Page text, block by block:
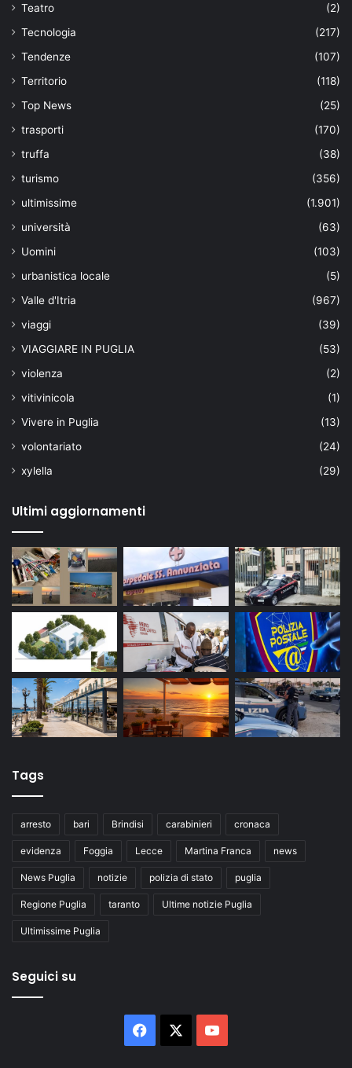
Teatro
(2)
Tecnologia
(217)
Tendenze
(107)
Territorio
(118)
Top News
(25)
trasporti
(170)
truffa
(38)
turismo
(356)
ultimissime
(1.901)
università
(63)
Uomini
(103)
urbanistica locale
(5)
Valle d'Itria
(967)
viaggi
(39)
VIAGGIARE IN PUGLIA
(53)
violenza
(2)
vitivinicola
(1)
Vivere in Puglia
(13)
volontariato
(24)
xylella
(29)
Ultimi aggiornamenti
Tags
arresto bari Brindisi carabinieri cronaca
evidenza Foggia Lecce Martina Franca news
News Puglia notizie polizia di stato puglia
Regione Puglia taranto Ultime notizie Puglia
Ultimissime Puglia
Seguici su
Facebook